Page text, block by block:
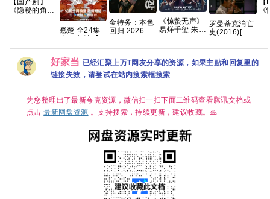
《隐秘的角落
翘楚 全24集
全4K超清【国
语中字】
【SDR
DDP5.1】
【完结】网盘
资源观看
金特务：本色
回归 2026 苏
【夸克百度网
《惊蛰无声》
易烊千玺 朱一
音 杨幂 张译
剧情/犯罪/4K
电影 夸克
罗曼蒂克消亡
史(2016)[蓝
REMUX][内封
简繁英][葛优/
章子怡]
好家当 已经汇聚上万T网友分享的资源，如果主贴和回复里的
链接失效，请尝试在站内搜索框搜索
为您整理出了最新夸克资源，微信扫一扫下面二维码查看腾讯文档或
点击最新网盘资源 。支持搜索，持续更新，建议收藏。🙏